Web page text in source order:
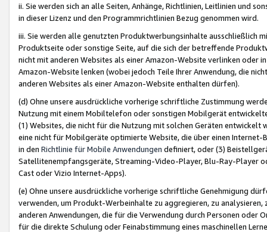
ii. Sie werden sich an alle Seiten, Anhänge, Richtlinien, Leitlinien und
in dieser Lizenz und den Programmrichtlinien Bezug genommen wird.
iii. Sie werden alle genutzten Produktwerbungsinhalte ausschließlich
Produktseite oder sonstige Seite, auf die sich der betreffende
nicht mit anderen Websites als einer Amazon-Website verlinken oder
Amazon-Website lenken (wobei jedoch Teile Ihrer Anwendung, die
anderen Websites als einer Amazon-Website enthalten dürfen).
(d) Ohne unsere ausdrückliche vorherige schriftliche Zustimmung
Nutzung mit einem Mobiltelefon oder sonstigen Mobilgerät
(1) Websites, die nicht für die Nutzung mit solchen Geräten
eine nicht für Mobilgeräte optimierte Website, die über einen
in den Richtlinie für Mobile Anwendungen definiert, oder (3)
Satellitenempfangsgeräte, Streaming-Video-Player, Blu-Ray-Player
Cast oder Vizio Internet-Apps).
(e) Ohne unsere ausdrückliche vorherige schriftliche Genehmigung
verwenden, um Produkt-Werbeinhalte zu aggregieren, zu
anderen Anwendungen, die für die Verwendung durch Personen
für die direkte Schulung oder Feinabstimmung eines maschinellen